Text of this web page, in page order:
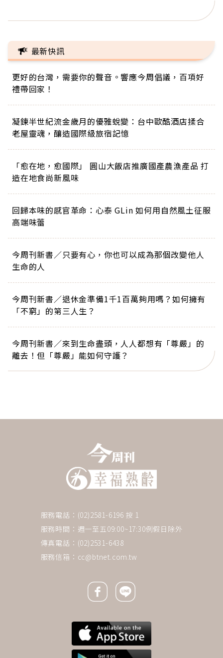
最新快訊
更好的台灣，需要你的聲音。響應今周倡議，百項好
禮帶回家！
凝鍊半世紀流金歲月的優雅蛻變：台中歐酷酒店揉合
老屋靈魂，釀造國際級旅宿記憶
「愈在地，愈國際」 圓山大飯店推廣國產農漁產品 打
造在地食尚新風味
回歸本味的感官革命：心泰 GLin 如何用自然風土征服
高端味蕾
今周刊新書／只要有心，你也可以成為那個改變他人
生命的人
今周刊新書／退休金準備1千1百萬夠用嗎？如何擁有
「不窮」的第三人生？
今周刊新書／來到生命盡頭，人人都想有「尊嚴」的
離去！但「尊嚴」能如何守護？
服務電話：(02)2581-6196 按 1
服務時間：週一至五09:00~17:30例假日除外
傳真電話：(02)2531-6438
服務信箱： cc@btnet.com.tw
Facebook icon
Line icon